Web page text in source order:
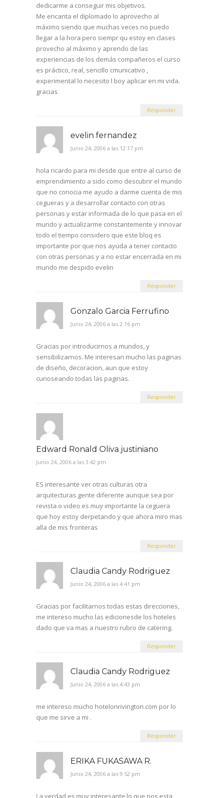
dedicarme a conseguir mis objetivos.
Me encanta el diplomado lo aprovecho al
máximo siendo que muchas veces no puedo
llegar a la hora pero siempr qu estoy en clases
provecho al máximo y aprendo de las
experiencias de los demás compañeros el curso
es práctico, real, sencillo cmunicativo ,
experimental lo necesito l boy aplicar en mi vida.
gracias
Responder
evelin fernandez
Junio 24, 2006 a las 12:17 pm
hola ricardo para mi desde que entre al curso de
emprendimiento a sido como descubrir el mundo
que no conocia me ayudo a darme cuenta de mis
cegueras y a desarrollar contacto con otras
personas y estar informada de lo que pasa en el
mundo y actualizarme constantemente y innovar
todo el tiempo considero que este bloq es
importante por que nos ayuda a tener contacto
con otras personas y a no estar encerrada en mi
mundo me despido evelin
Responder
Gonzalo Garcia Ferrufino
Junio 24, 2006 a las 2:16 pm
Gracias por introducirnos a mundos, y
sensibilizarnos. Me interesan mucho las paginas
de diseño, decoracion, aun que estoy
curioseando todas las paginas.
Responder
Edward Ronald Oliva justiniano
Junio 24, 2006 a las 3:42 pm
ES interesante ver otras culturas otra
arquitecturas gente diferente aunque sea por
revista o video es muy importante la ceguera
que hoy estoy derpetando y que ahora miro mas
alla de mis fronteras
Responder
Claudia Candy Rodriguez
Junio 24, 2006 a las 4:41 pm
Gracias por facilitarnos todas estas direcciones,
me intereso mucho las edicionesde los hoteles
dado que va mas a nuestro rubro de catering.
Responder
Claudia Candy Rodriguez
Junio 24, 2006 a las 4:43 pm
me intereso mucho hotelonrivington.com por lo
que me sirve a mi .
Responder
ERIKA FUKASAWA R.
Junio 24, 2006 a las 9:52 pm
La verdad es muy interesante lo que nos esta